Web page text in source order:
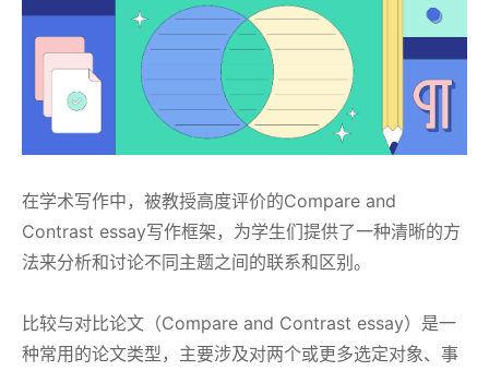
在学术写作中，被教授高度评价的Compare and
Contrast essay写作框架，为学生们提供了一种清晰的方
法来分析和讨论不同主题之间的联系和区别。
比较与对比论文（Compare and Contrast essay）是一
种常用的论文类型，主要涉及对两个或更多选定对象、事